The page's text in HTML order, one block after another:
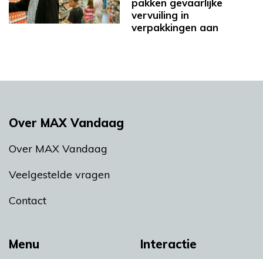
pakken gevaarlijke
vervuiling in
verpakkingen aan
Menu Interactie
Over MAX Vandaag
Over MAX Vandaag
Veelgestelde vragen
Contact